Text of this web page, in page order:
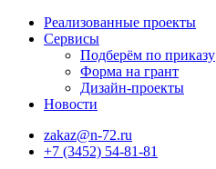
Реализованные проекты
Сервисы
Подберём по приказу
Форма на грант
Дизайн-проекты
Новости
zakaz@n-72.ru
+7 (3452) 54-81-81